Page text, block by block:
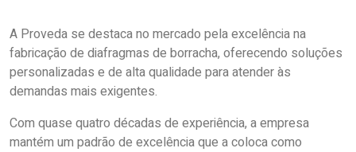
A Proveda se destaca no mercado pela excelência na
fabricação de diafragmas de borracha, oferecendo soluções
personalizadas e de alta qualidade para atender às
demandas mais exigentes.
Com quase quatro décadas de experiência, a empresa
mantém um padrão de excelência que a coloca como